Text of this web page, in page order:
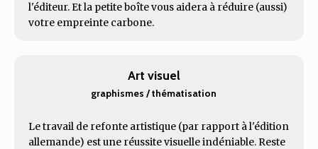
l'éditeur. Et la petite boîte vous aidera à réduire (aussi)
votre empreinte carbone.
Art visuel
graphismes / thématisation
Le travail de refonte artistique (par rapport à l'édition
allemande) est une réussite visuelle indéniable. Reste